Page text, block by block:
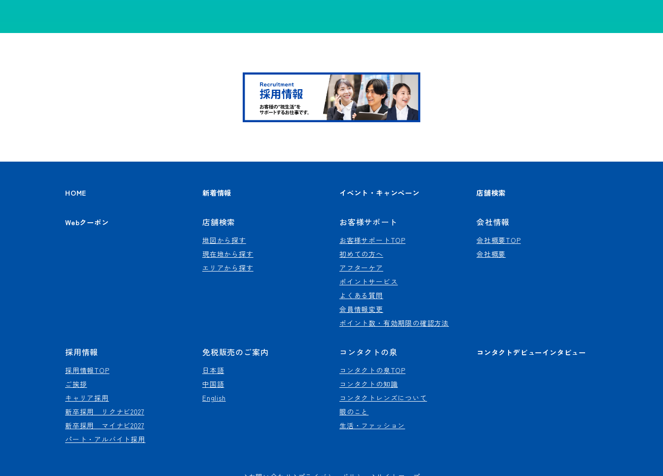
HOME 新着情報 イベント・キャンペーン 店舗検索
Webクーポン 店舗検索
地図から探す
現在地から探す
エリアから探す
お客様サポート
お客様サポートTOP
初めての方へ
アフターケア
ポイントサービス
よくある質問
会員情報変更
ポイント数・有効期限の確認方法
会社情報
会社概要TOP
会社概要
採用情報
採用情報TOP
ご挨拶
キャリア採用
新卒採用 リクナビ2027
新卒採用 マイナビ2027
パート・アルバイト採用
免税販売のご案内
日本語
中国語
English
コンタクトの泉
コンタクトの泉TOP
コンタクトの知識
コンタクトレンズについて
眼のこと
生活・ファッション
コンタクトデビューインタビュー